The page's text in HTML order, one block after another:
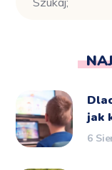
jak
6